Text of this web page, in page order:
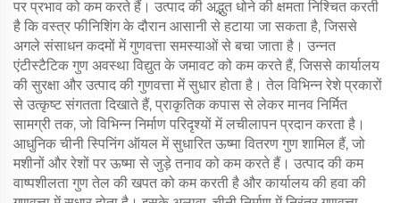
पर प्रभाव को कम करते हैं। उत्पाद की अद्भुत धोने की क्षमता निश्चित करती
है कि वस्त्र फीनिशिंग के दौरान आसानी से हटाया जा सकता है, जिससे
अगले संसाधन कदमों में गुणवत्ता समस्याओं से बचा जाता है। उन्नत
एंटीस्टैटिक गुण अवस्था विद्युत के जमावट को कम करते हैं, जिससे कार्यालय
की सुरक्षा और उत्पाद की गुणवत्ता में सुधार होता है। तेल विभिन्न रेशे प्रकारों
से उत्कृष्ट संगतता दिखाते हैं, प्राकृतिक कपास से लेकर मानव निर्मित
सामग्री तक, जो विभिन्न निर्माण परिदृश्यों में लचीलापन प्रदान करता है।
आधुनिक चीनी स्पिनिंग ऑयल में सुधारित ऊष्मा वितरण गुण शामिल हैं, जो
मशीनों और रेशों पर ऊष्मा से जुड़े तनाव को कम करते हैं। उत्पाद की कम
वाष्पशीलता गुण तेल की खपत को कम करती है और कार्यालय की हवा की